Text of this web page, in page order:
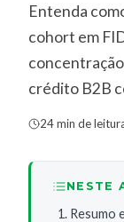
Entenda
cohort em
crédito B2B
24 min de
NESTE
Resumo